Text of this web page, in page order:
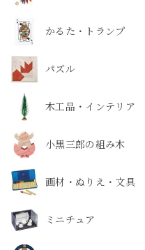
かるた・トランプ
パズル
木工品・インテリア
小黒三郎の組み木
画材・ぬりえ・文具
ミニチュア